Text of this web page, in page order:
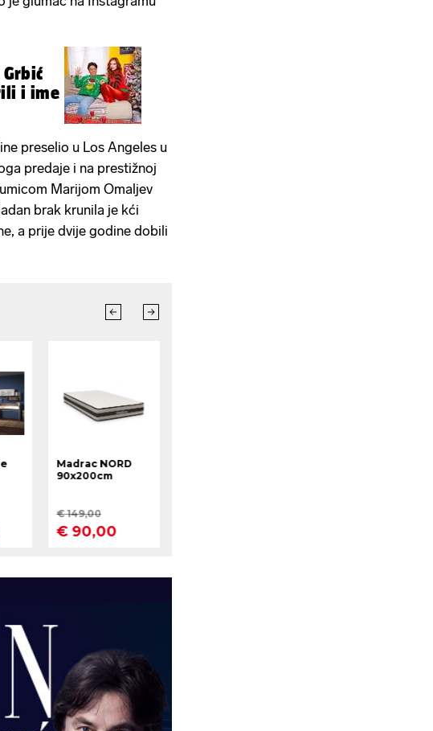
i ime
preselio u Los Angeles u
predaje i na prestižnoj
Marijom Omaljev
brak krunila je kći
a prije dvije godine dobili